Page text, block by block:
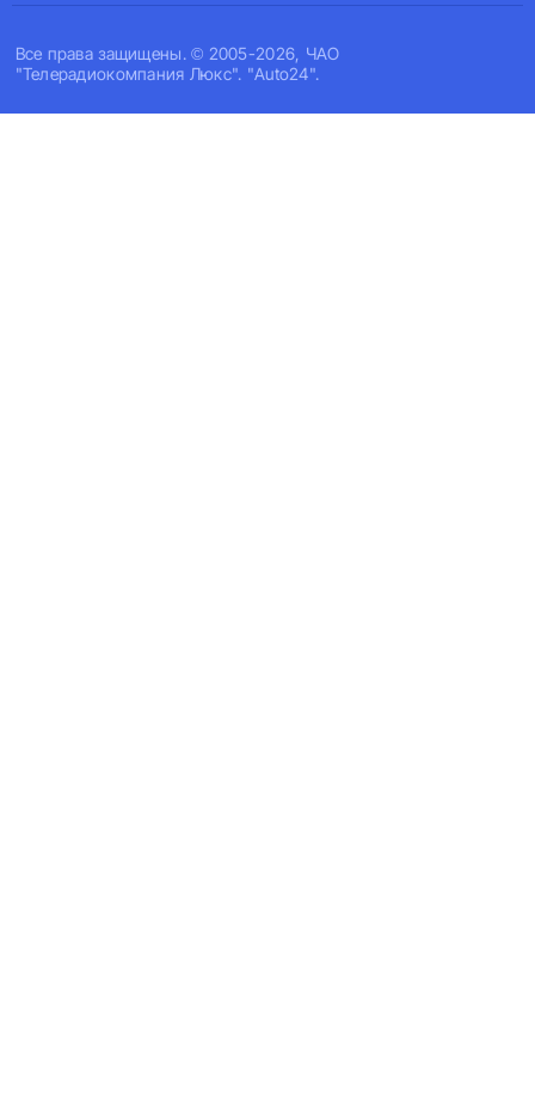
Все права защищены. © 2005-2026, ЧАО
"Телерадиокомпания Люкс". "Auto24".